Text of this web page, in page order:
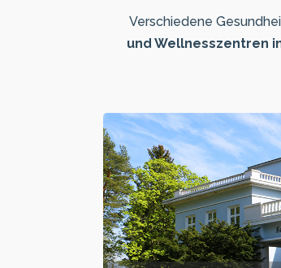
Verschiedene
und Wellnesszentren